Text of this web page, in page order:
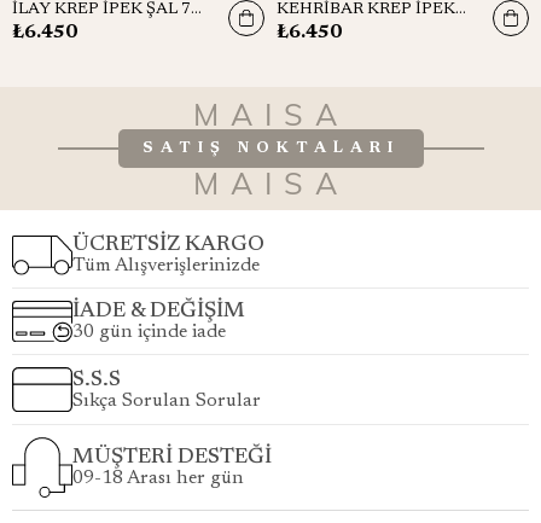
İLAY KREP İPEK ŞAL 70*190 CM - YEŞİL
₺6.450
KEHRİBAR KREP İPEK ŞAL 70*190 CM - PETROL MAVİSİ
₺6.450
MAISA
SATIŞ NOKTALARI
MAISA
ÜCRETSİZ KARGO
Tüm Alışverişlerinizde
İADE & DEĞİŞİM
30 gün içinde iade
S.S.S
Sıkça Sorulan Sorular
MÜŞTERİ DESTEĞİ
09-18 Arası her gün